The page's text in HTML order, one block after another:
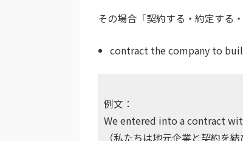
その場合「契約する・約定する
contract the company to
例文：
We entered into a contract
（私たちは地元企業と契約を結